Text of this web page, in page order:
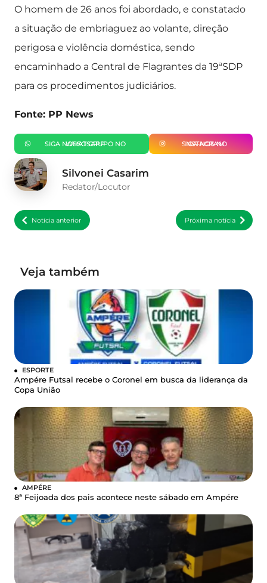
O homem de 26 anos foi abordado, e constatado
a situação de embriaguez ao volante, direção
perigosa e violência doméstica, sendo
encaminhado a Central de Flagrantes da 19ªSDP
para os procedimentos judiciários.
Fonte: PP News
SIGA NOSSO GRUPO NO WHATSAPP SIGA-NOS NO INSTAGRAM
Silvonei Casarim
Redator/Locutor
Notícia anterior Próxima notícia
Veja também
ESPORTE
Ampére Futsal recebe o Coronel em busca da liderança da
Copa União
AMPÉRE
8ª Feijoada dos pais acontece neste sábado em Ampére